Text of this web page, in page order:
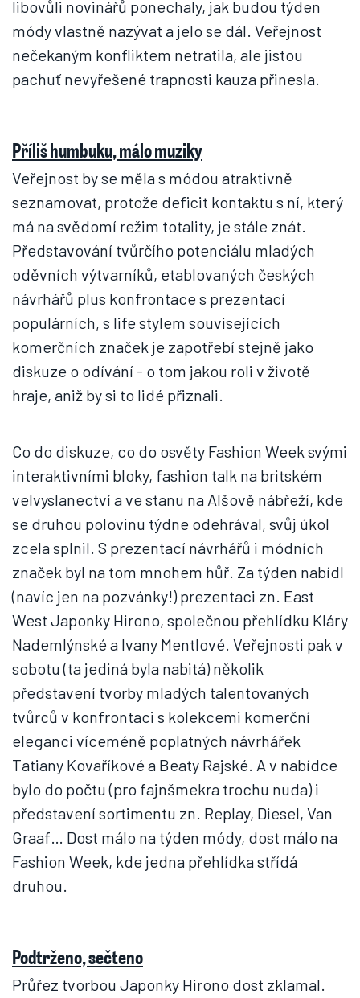
libovůli novinářů ponechaly, jak budou týden
módy vlastně nazývat a jelo se dál. Veřejnost
nečekaným konfliktem netratila, ale jistou
pachuť nevyřešené trapnosti kauza přinesla.
Příliš humbuku, málo muziky
Veřejnost by se měla s módou atraktivně
seznamovat, protože deficit kontaktu s ní, který
má na svědomí režim totality, je stále znát.
Představování tvůrčího potenciálu mladých
oděvních výtvarníků, etablovaných českých
návrhářů plus konfrontace s prezentací
populárních, s life stylem souvisejících
komerčních značek je zapotřebí stejně jako
diskuze o odívání - o tom jakou roli v životě
hraje, aniž by si to lidé přiznali.
Co do diskuze, co do osvěty Fashion Week svými
interaktivními bloky, fashion talk na britském
velvyslanectví a ve stanu na Alšově nábřeží, kde
se druhou polovinu týdne odehrával, svůj úkol
zcela splnil. S prezentací návrhářů i módních
značek byl na tom mnohem hůř. Za týden nabídl
(navíc jen na pozvánky!) prezentaci zn. East
West Japonky Hirono, společnou přehlídku Kláry
Nademlýnské a Ivany Mentlové. Veřejnosti pak v
sobotu (ta jediná byla nabitá) několik
představení tvorby mladých talentovaných
tvůrců v konfrontaci s kolekcemi komerční
eleganci víceméně poplatných návrhářek
Tatiany Kovaříkové a Beaty Rajské. A v nabídce
bylo do počtu (pro fajnšmekra trochu nuda) i
představení sortimentu zn. Replay, Diesel, Van
Graaf… Dost málo na týden módy, dost málo na
Fashion Week, kde jedna přehlídka střídá
druhou.
Podtrženo, sečteno
Průřez tvorbou Japonky Hirono dost zklamal.